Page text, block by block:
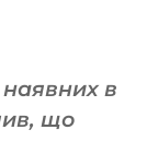
наявних в
що